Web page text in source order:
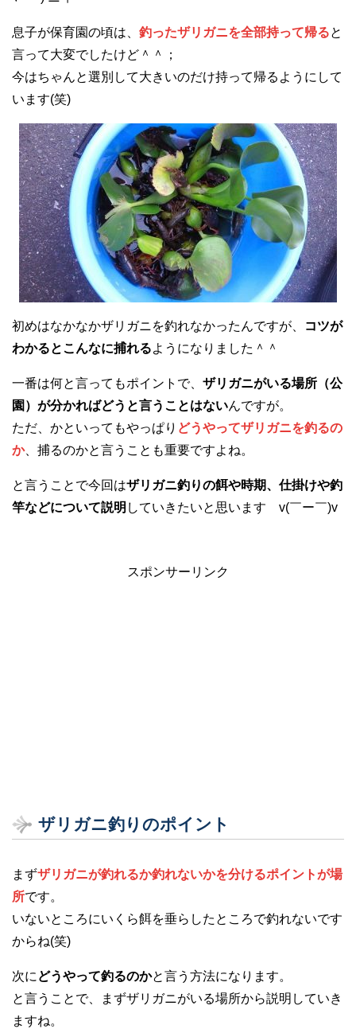
息子が保育園の頃は、 釣ったザリガニを全部持って帰ると
言って大変でしたけど＾＾；
今はちゃんと選別して大きいのだけ持って帰るようにして
います(笑)
初めはなかなかザリガニを釣れなかったんですが、
コツが
わかるとこんなに捕れるようになりました＾＾
一番は何と言ってもポイントで、 ザリガニがいる場所（公
園）が分かればどうと言うことはないんですが。
ただ、かといってもやっぱり どうやってザリガニを釣るの
か、捕るのかと言うことも重要ですよね。
と言うことで今回はザリガニ釣りの餌や時期、仕掛けや釣
竿などについて説明 していきたいと思います v(￣ー￣)v
スポンサーリンク
ザリガニ釣りのポイント
まずザリガニが釣れるか釣れないかを分けるポイントが場
所です。
いないところにいくら餌を垂らしたところで釣れないです
からね(笑)
次に どうやって釣るのかと言う方法になります。
と言うことで、まずザリガニがいる場所から説明していき
ますね。